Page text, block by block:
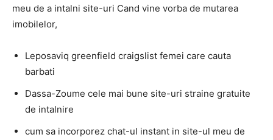
meu de a intalni site-uri Cand vine vorba de mutarea
imobilelor,
Leposaviq greenfield craigslist femei care cauta
barbati
Dassa-Zoume cele mai bune site-uri straine gratuite
de intalnire
cum sa incorporez chat-ul instant in site-ul meu de